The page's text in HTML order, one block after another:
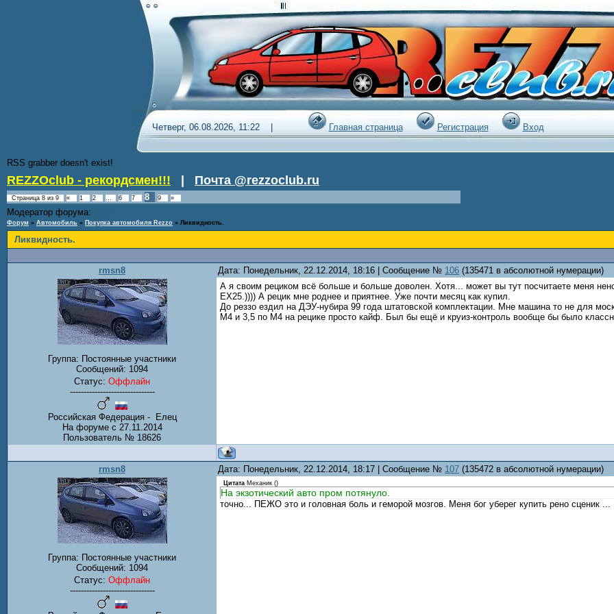
Четверг, 06.08.2026, 11:22 | Главная страница Регистрация Вход
RSS grabber doesn't exist!
REZZOclub - рекордсмен!!! Почта @rezzoclub.ru
Страница 8 из 9 « 1 2 … 6 7 8 9 »
Модератор форума:
Форум » Автомобиль » Покупка автомобиля Rezzo » Ликвидность.
Ликвидность.
rmsn8 Дата: Понедельник, 22.12.2014, 18:16 | Сообщение № 106 (135471 в абсолютной нумерации)
Группа: Постоянные участники
Сообщений: 1094
Статус: Оффлайн
-------------------------------
Российская Федерация - Елец
На форуме с 27.11.2014
Пользователь № 18626
А я своим рециком всё больше и больше доволен. Хотя... может вы тут посчитаете меня
ЕХ25.)))) А рецик мне роднее и приятнее. Уже почти месяц как купил.
До реззо ездил на ДЭУ-нубира 99 года штатовской комплектации. Мне машина то не для
М4 и 3,5 по М4 на рецике просто кайф. Был бы ещё и круиз-контроль вообще бы было
rmsn8 Дата: Понедельник, 22.12.2014, 18:17 | Сообщение № 107 (135472 в абсолютной нумерации)
Группа: Постоянные участники
Сообщений: 1094
Статус: Оффлайн
-------------------------------
Цитата Механик ()
На экзотический авто пром потянуло.
точно... ПЕЖО это и головная боль и геморой мозгов. Меня бог уберег купить рено сценик ...